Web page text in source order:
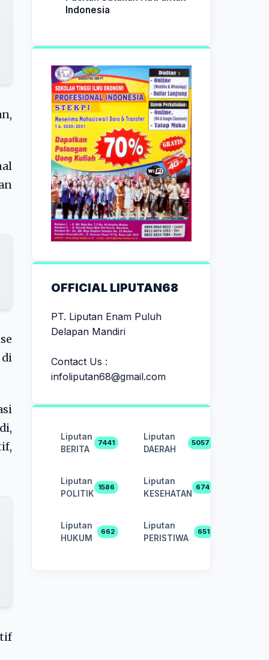
Indonesia
OFFICIAL LIPUTAN68
PT. Liputan Enam Puluh
Delapan Mandiri
Contact Us :
infoliputan68@gmail.com
Liputan
BERITA
7441
Liputan
DAERAH
5057
Liputan
POLITIK
1586
Liputan
KESEHATAN
674
Liputan
HUKUM
662
Liputan
PERISTIWA
651